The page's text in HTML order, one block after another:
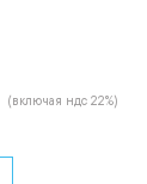
(включая ндс 22%)